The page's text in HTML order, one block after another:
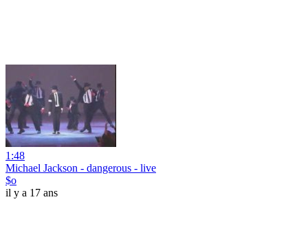
1:48
Michael Jackson - dangerous - live
$o
il y a 17 ans